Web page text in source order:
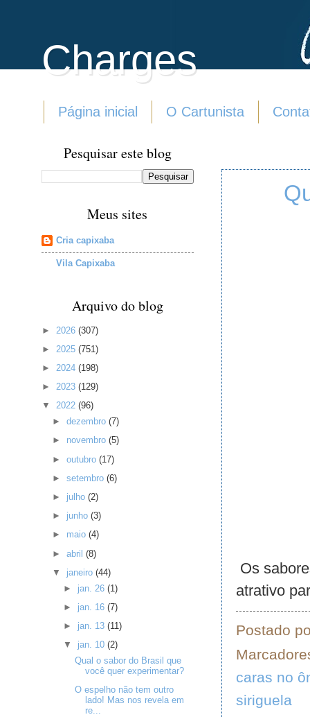
Charges
Página inicial O Cartunista
Os
atrativo
Postado
caras no
siriguela
Pesquisar este blog
Meus sites
Cria capixaba
Vila Capixaba
Arquivo do blog
► 2026 (307)
► 2025 (751)
► 2024 (198)
► 2023 (129)
▼ 2022 (96)
►dezembro(7)
► novembro(5)
►outubro(17)
►setembro(6)
► julho(2)
► junho(3)
► maio(4)
►abril(8)
▼ janeiro(44)
► jan. 26 (1)
► jan. 16 (7)
► jan. 13 (11)
▼ jan. 10 (2)
Qual o sabor do Brasil que
você quer experimentar?
O espelho não tem outro
lado! Mas nos revela em
re...